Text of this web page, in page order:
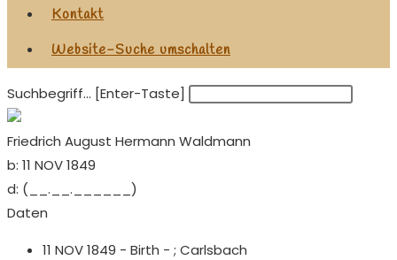
Kontakt
Website-Suche umschalten
Suchbegriff... [Enter-Taste]
Friedrich August Hermann Waldmann
b: 11 NOV 1849
d: (__.__.______)
Daten
11 NOV 1849 - Birth - ; Carlsbach